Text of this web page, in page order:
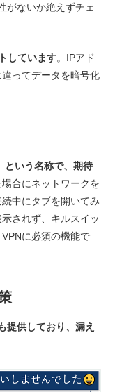
がないか絶えずチェ
しています。IPアド
ってデータを暗号化
いう名称で、期待
合にネットワークを
中にタブを開いてみ
されず、キルスイッ
に必須の機能で
供しており、漏え